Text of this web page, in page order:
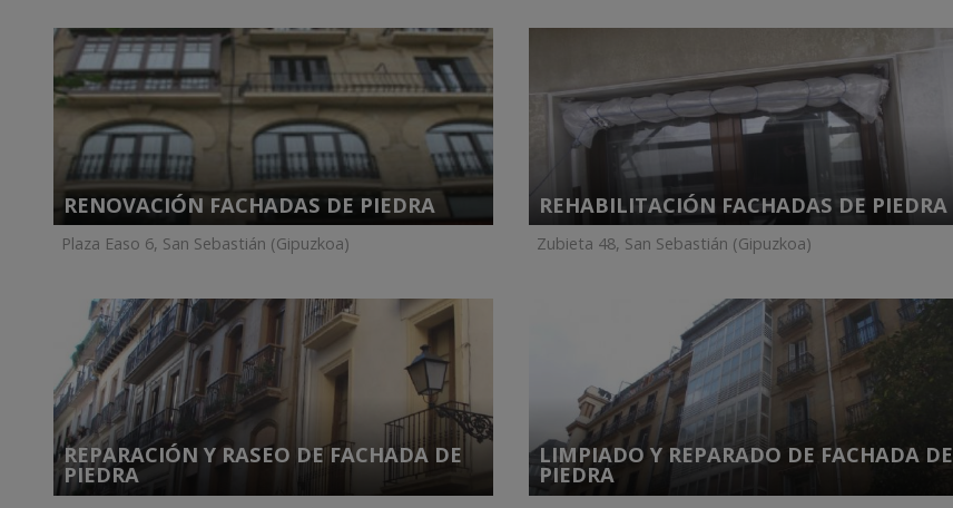
RENOVACIÓN FACHADAS DE PIEDRA
Plaza Easo 6, San Sebastián (Gipuzkoa)
REHABILITACIÓN FACHADAS DE PIEDRA
Zubieta 48, San Sebastián (Gipuzkoa)
REPARACIÓN Y RASEO DE FACHADA DE
PIEDRA
LIMPIADO Y REPARADO DE FACHADA DE
PIEDRA